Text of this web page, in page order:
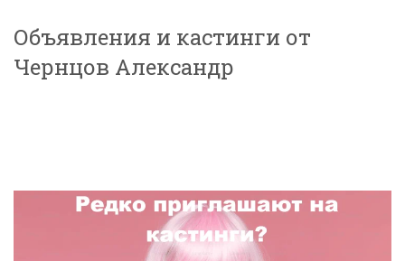
Объявления и кастинги от
Чернцов Александр